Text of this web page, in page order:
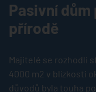
Pasivní
přírodě
Majitelé se rozhodli
4000 m2 v blízkosti
důvodů byla touha